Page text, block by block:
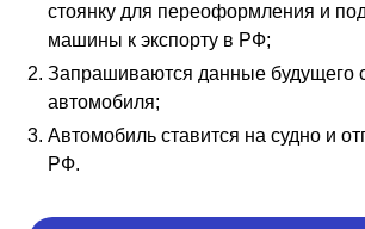
стоянку для переоформления и
машины к экспорту в РФ;
Запрашиваются данные будущего
автомобиля;
Автомобиль ставится на судно и
РФ.